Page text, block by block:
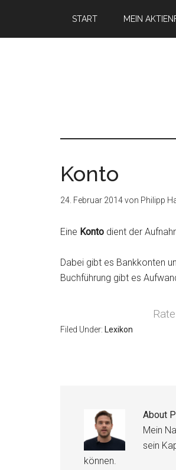
START MEIN
Konto
24. Februar 2014von Philipp
Eine Konto dient der
Dabei gibt es Bankkonten
Buchführung gibt es
Filed Under: Lexikon
About
Mein
sein
können.